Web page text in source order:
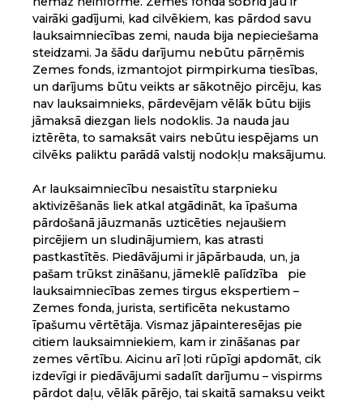
vairāki gadījumi, kad cilvēkiem, kas pārdod savu
lauksaimniecības zemi, nauda bija nepieciešama
steidzami. Ja šādu darījumu nebūtu pārņēmis
Zemes fonds, izmantojot pirmpirkuma tiesības,
un darījums būtu veikts ar sākotnējo pircēju, kas
nav lauksaimnieks, pārdevējam vēlāk būtu bijis
jāmaksā diezgan liels nodoklis. Ja nauda jau
iztērēta, to samaksāt vairs nebūtu iespējams un
cilvēks paliktu parādā valstij nodokļu maksājumu.
Ar lauksaimniecību nesaistītu starpnieku
aktivizēšanās liek atkal atgādināt, ka īpašuma
pārdošanā jāuzmanās uzticēties nejaušiem
pircējiem un sludinājumiem, kas atrasti
pastkastītēs. Piedāvājumi ir jāpārbauda, un, ja
pašam trūkst zināšanu, jāmeklē palīdzība pie
lauksaimniecības zemes tirgus ekspertiem –
Zemes fonda, jurista, sertificēta nekustamo
īpašumu vērtētāja. Vismaz jāpainteresējas pie
citiem lauksaimniekiem, kam ir zināšanas par
zemes vērtību. Aicinu arī ļoti rūpīgi apdomāt, cik
izdevīgi ir piedāvājumi sadalīt darījumu – vispirms
pārdot daļu, vēlāk pārējo, tai skaitā samaksu veikt